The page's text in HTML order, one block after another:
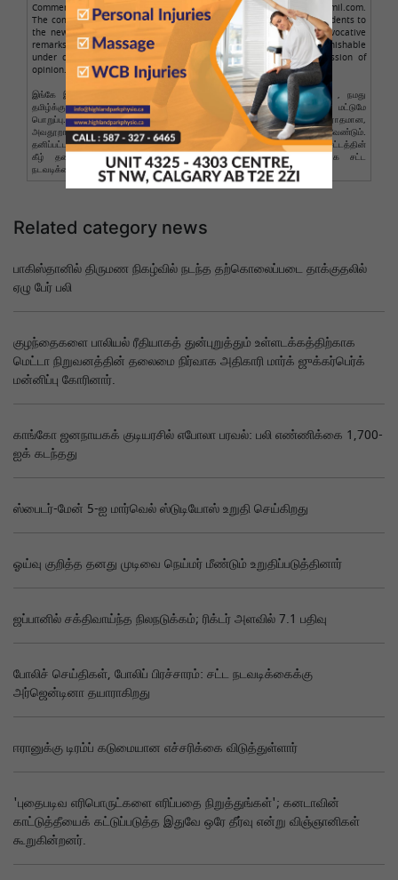
Comments posted here are from readers only, not from NamathuTamil.com.
The comment author is solely responsible for the comments. Respondents to
the news should avoid making obscene, illegal, defamatory, or provocative
remarks. Personal abuse is not allowed. Such comments are punishable
under cyber law. Legal action will be taken against such expression of
opinion.
இங்கே இடுகையிடப்பட்ட கருத்துகள் வாசகர்களுக்கு மட்டுமே சொந்தமானது , நமது
தமிழ்க்கு அதில் எந்தப் பங்கும் இல்லை. கருத்துகளுக்கு ஆசிரியர் மட்டுமே
பொறுப்பு.செய்திகளுக்கு பதிலளிப்பவர்கள் ஆபாசமான, மோசமான, சட்டவிரோதமான,
அவதூறான அல்லது ஆத்திரமூட்டும் கருத்துக்களை வெளியிடுவதைத் தவிர்க்க வேண்டும்.
தனிப்பட்ட துஷ்பிரயோகம் அனுமதிக்கப்படாது .இத்தகைய கருத்துக்கள் இணைய சட்டத்தின்
கீழ் தண்டனைக்குரியவை.இதுபோன்ற கருத்து வெளிப்பாடுகளுக்கு எதிராக சட்ட
நடவடிக்கை எடுக்கப்படும்.
Related category news
பாகிஸ்தானில் திருமண நிகழ்வில் நடந்த தற்கொலைப்படை தாக்குதலில்
ஏழு பேர் பலி
குழந்தைகளை பாலியல் ரீதியாகத் துன்புறுத்தும் உள்ளடக்கத்திற்காக
மெட்டா நிறுவனத்தின் தலைமை நிர்வாக அதிகாரி மார்க் ஜுக்கர்பெர்க்
மன்னிப்பு கோரினார்.
காங்கோ ஜனநாயகக் குடியரசில் எபோலா பரவல்: பலி எண்ணிக்கை 1,700-
ஐக் கடந்தது
ஸ்பைடர்-மேன் 5-ஐ மார்வெல் ஸ்டுடியோஸ் உறுதி செய்கிறது
ஓய்வு குறித்த தனது முடிவை நெய்மர் மீண்டும் உறுதிப்படுத்தினார்
ஜப்பானில் சக்திவாய்ந்த நிலநடுக்கம்; ரிக்டர் அளவில் 7.1 பதிவு
போலிச் செய்திகள், போலிப் பிரச்சாரம்: சட்ட நடவடிக்கைக்கு
அர்ஜென்டினா தயாராகிறது
ஈரானுக்கு டிரம்ப் கடுமையான எச்சரிக்கை விடுத்துள்ளார்
'புதைபடிவ எரிபொருட்களை எரிப்பதை நிறுத்துங்கள்'; கனடாவின்
காட்டுத்தீயைக் கட்டுப்படுத்த இதுவே ஒரே தீர்வு என்று விஞ்ஞானிகள்
கூறுகின்றனர்.